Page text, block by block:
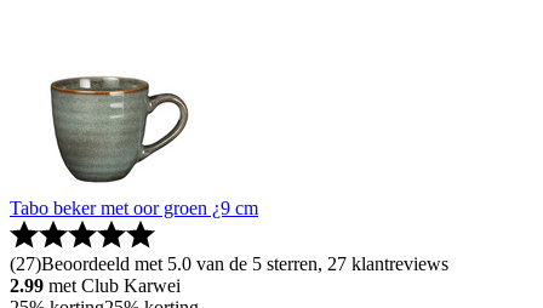
Tabo beker met oor groen ¿9 cm
(27)Beoordeeld met 5.0 van de 5 sterren, 27 klantreviews
2.99 met Club Karwei